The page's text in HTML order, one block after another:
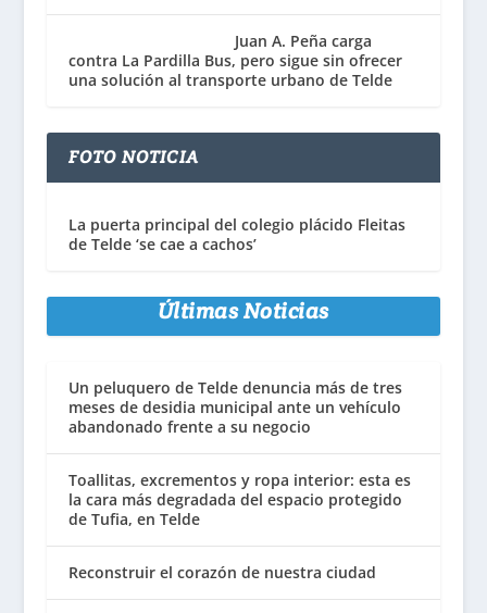
Juan A. Peña carga
contra La Pardilla Bus, pero sigue sin ofrecer
una solución al transporte urbano de Telde
FOTO NOTICIA
La puerta principal del colegio plácido Fleitas
de Telde ‘se cae a cachos’
Últimas Noticias
Un peluquero de Telde denuncia más de tres
meses de desidia municipal ante un vehículo
abandonado frente a su negocio
Toallitas, excrementos y ropa interior: esta es
la cara más degradada del espacio protegido
de Tufia, en Telde
Reconstruir el corazón de nuestra ciudad